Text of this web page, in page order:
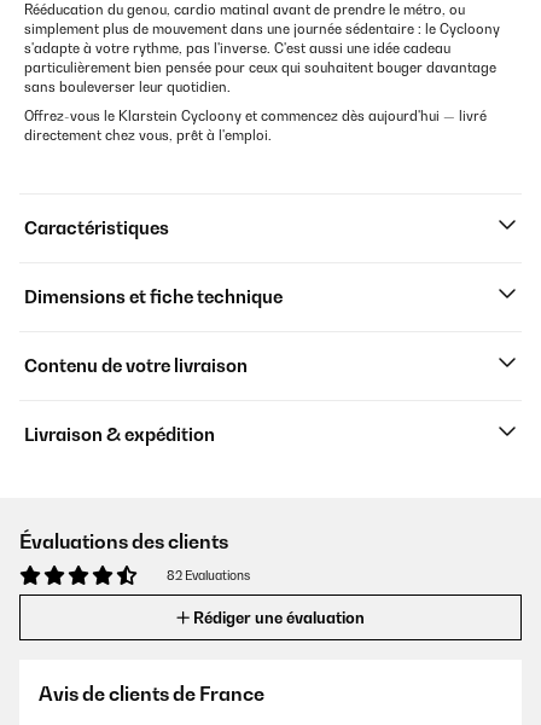
Rééducation du genou, cardio matinal avant de prendre le métro, ou
simplement plus de mouvement dans une journée sédentaire : le Cycloony
s'adapte à votre rythme, pas l'inverse. C'est aussi une idée cadeau
particulièrement bien pensée pour ceux qui souhaitent bouger davantage
sans bouleverser leur quotidien.
Offrez-vous le Klarstein Cycloony et commencez dès aujourd'hui — livré
directement chez vous, prêt à l'emploi.
Caractéristiques
Dimensions et fiche technique
Contenu de votre livraison
Livraison & expédition
Évaluations des clients
82 Evaluations
Rédiger une évaluation
Avis de clients de France